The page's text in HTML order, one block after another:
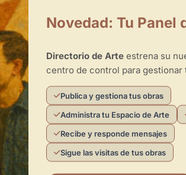
Horarios
de 16:00 - 21:00
de 17:00 - 21:00
de 17:00 - 21:00
de 15:00 - 21:30
de 15:00 - 21:30
de 09:00 - 14:30
Novedad: Tu Panel
Directorio de Arteestrena su
centro de control para gestionar
Publica y gestiona tus obras
Administra tu Espacio de Arte
Recibe y responde mensajes
Sigue las visitas de tus obras